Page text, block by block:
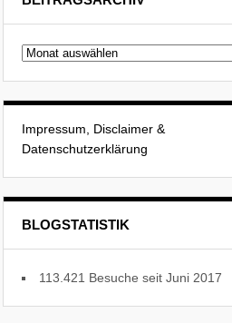
Beitragsarchiv
Impressum, Disclaimer &
Datenschutzerklärung
BLOGSTATISTIK
113.421 Besuche seit Juni 2017